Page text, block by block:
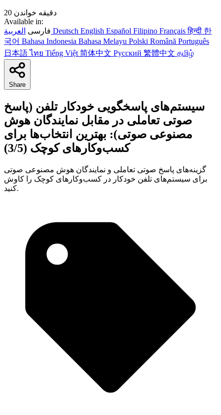
20 دقیقه خواندن
Available in:
فارسی Deutsch English Español Filipino Françaisहिन्दी 한
국어 Bahasa Indonesia Bahasa Melayu Polski Română Português
日本語ไทย Tiếng Việt 简体中文 Русский 繁體中文 தமிழ்
Share
سیستم‌های پاسخگویی خودکار تلفن (پاسخ
صوتی تعاملی در مقابل نمایندگان هوش
مصنوعی صوتی): بهترین انتخاب‌ها برای
کسب‌وکارهای کوچک (3/5)
گزینه‌های پاسخ صوتی تعاملی و نمایندگان هوش مصنوعی صوتی
برای سیستم‌های تلفن خودکار در کسب‌وکارهای کوچک را کاوش
کنید.